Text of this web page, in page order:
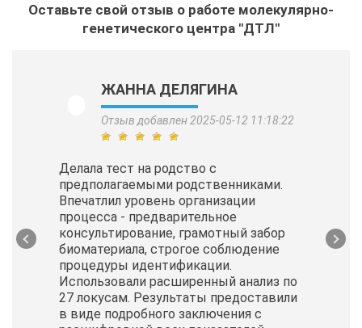
Оставьте свой отзыв о работе молекулярно-
генетического центра "ДТЛ"
ЖАННА ДЕЛЯГИНА
Отзыв добавлен 2025-05-12 11:18:22
Делала тест на родство с
предполагаемыми родственниками.
Впечатлил уровень организации
процесса - предварительное
консультирование, грамотный забор
биоматериала, строгое соблюдение
процедуры идентификации.
Использовали расширенный анализ по
27 локусам. Результаты предоставили
в виде подробного заключения с